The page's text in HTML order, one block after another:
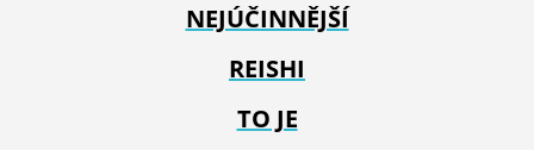
NEJÚČINNĚJŠÍ
REISHI
TO JE